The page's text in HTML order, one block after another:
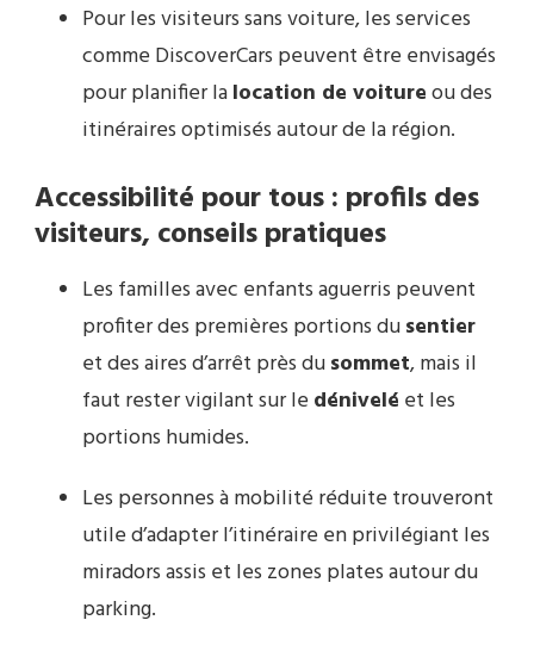
Pour les visiteurs sans voiture, les services
comme DiscoverCars peuvent être envisagés
pour planifier lalocation de voitureou des
itinéraires optimisés autour de la région.
Accessibilité pour tous : profils des
visiteurs, conseils pratiques
Les familles avec enfants aguerris peuvent
profiter des premières portions dusentier
et des aires d’arrêt près dusommet, mais il
faut rester vigilant sur le dénivelé et les
portions humides.
Les personnes à mobilité réduite trouveront
utile d’adapter l’itinéraire en privilégiant les
miradors assis et les zones plates autour du
parking.